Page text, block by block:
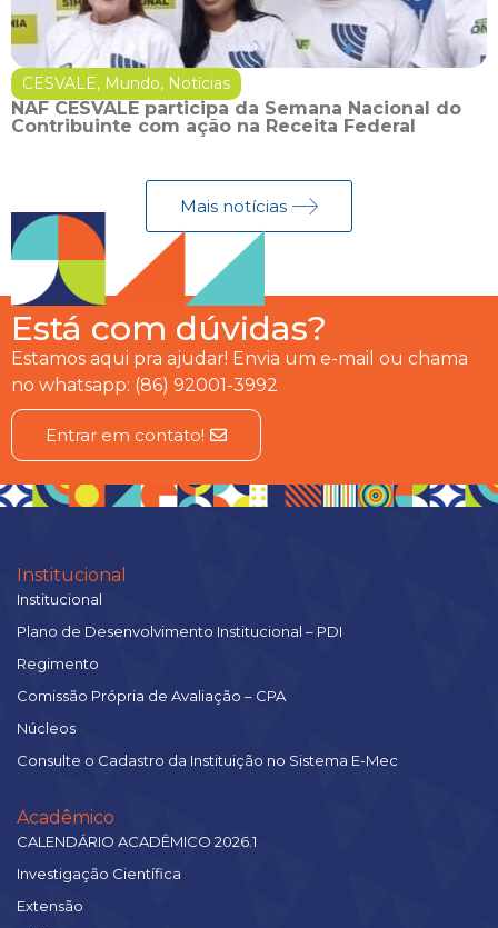
CESVALE, Mundo, Notícias
NAF CESVALE participa da Semana Nacional do
Contribuinte com ação na Receita Federal
Mais notícias
Está com dúvidas?
Estamos aqui pra ajudar! Envia um e-mail ou chama
no whatsapp: (86) 92001-3992
Entrar em contato!
Institucional
Institucional
Plano de Desenvolvimento Institucional – PDI
Regimento
Comissão Própria de Avaliação – CPA
Núcleos
Consulte o Cadastro da Instituição no Sistema E-Mec
Acadêmico
CALENDÁRIO ACADÊMICO 2026.1
Investigação Científica
Extensão